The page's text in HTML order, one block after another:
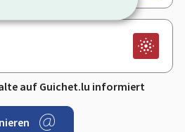
auf Guichet.lu informiert